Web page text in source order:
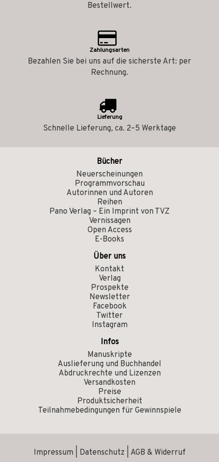
Bestellwert.
Zahlungsarten
Bezahlen Sie bei uns auf die sicherste Art: per
Rechnung.
Lieferung
Schnelle Lieferung, ca. 2–5 Werktage
Bücher
Neuerscheinungen
Programmvorschau
Autorinnen und Autoren
Reihen
Pano Verlag – Ein Imprint von TVZ
Vernissagen
Open Access
E-Books
Über uns
Kontakt
Verlag
Prospekte
Newsletter
Facebook
Twitter
Instagram
Infos
Manuskripte
Auslieferung und Buchhandel
Abdruckrechte und Lizenzen
Versandkosten
Preise
Produktsicherheit
Teilnahmebedingungen für Gewinnspiele
Impressum Datenschutz AGB & Widerruf